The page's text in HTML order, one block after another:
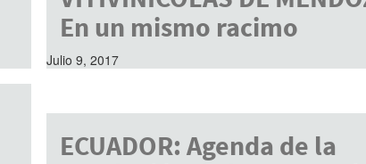
En un mismo racimo
Julio 9, 2017
ECUADOR: Agenda de la